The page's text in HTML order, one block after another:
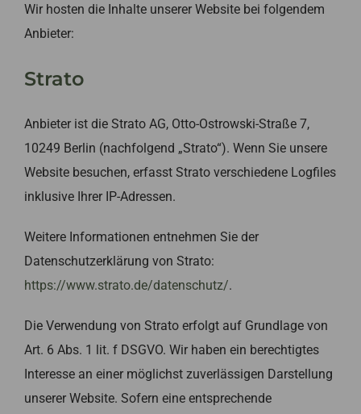
Wir hosten die Inhalte unserer Website bei folgendem
Anbieter:
Strato
Anbieter ist die Strato AG, Otto-Ostrowski-Straße 7,
10249 Berlin (nachfolgend „Strato“). Wenn Sie unsere
Website besuchen, erfasst Strato verschiedene Logfiles
inklusive Ihrer IP-Adressen.
Weitere Informationen entnehmen Sie der
Datenschutzerklärung von Strato:
https://www.strato.de/datenschutz/.
Die Verwendung von Strato erfolgt auf Grundlage von
Art. 6 Abs. 1 lit. f DSGVO. Wir haben ein berechtigtes
Interesse an einer möglichst zuverlässigen Darstellung
unserer Website. Sofern eine entsprechende